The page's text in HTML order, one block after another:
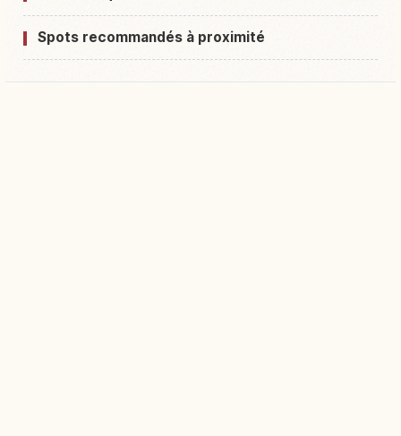
Spots recommandés à proximité